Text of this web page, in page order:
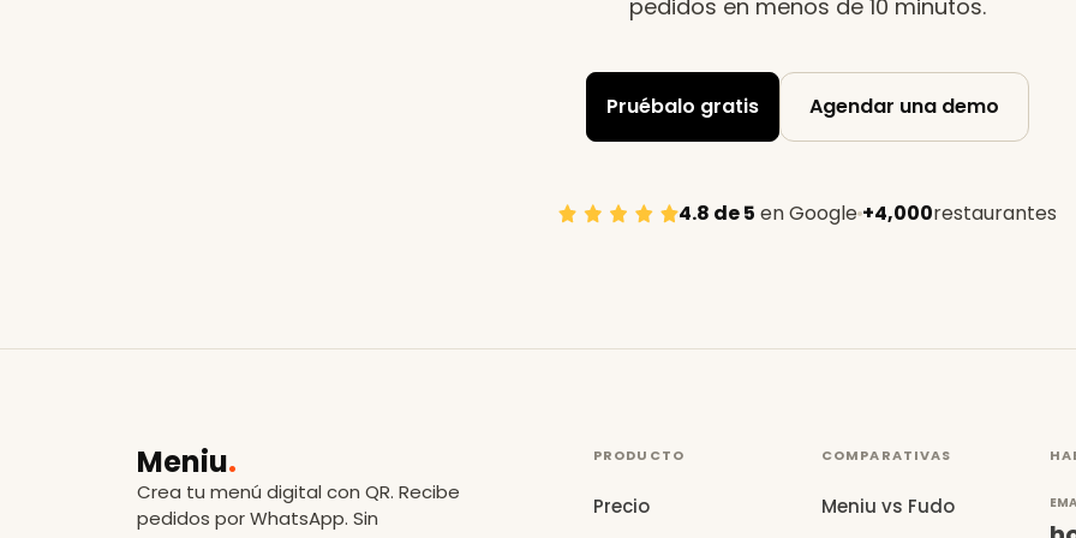
pedidos en menos de 10 minutos.
Pruébalo gratis Agendar una demo
4.8 de 5 en Google+4,000restaurantes
Meniu.
Crea tu menú digital con QR. Recibe
pedidos por WhatsApp. Sin
PRODUCTO
Precio
COMPARATIVAS
Meniu vs Fudo